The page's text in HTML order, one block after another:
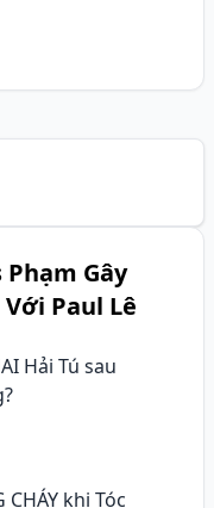
Gây
Paul Lê
Hải Tú sau
khi Tóc